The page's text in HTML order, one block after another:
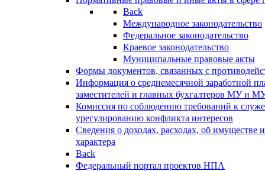
Back
Международное законодательство
Федеральное законодательство
Краевое законодательство
Муниципальные правовые акты
Формы документов, связанных с
Информация о среднемесячной заработной
заместителей и главных бухгалтеров МУ и
Комиссия по соблюдению требований к
урегулированию конфликта интересов
Сведения о доходах, расходах, об имуществе
характера
Back
Федеральный портал проектов НПА